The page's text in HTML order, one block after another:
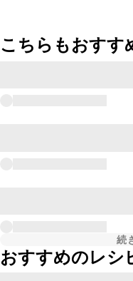
こちらもおすす
続
おすすめのレシ